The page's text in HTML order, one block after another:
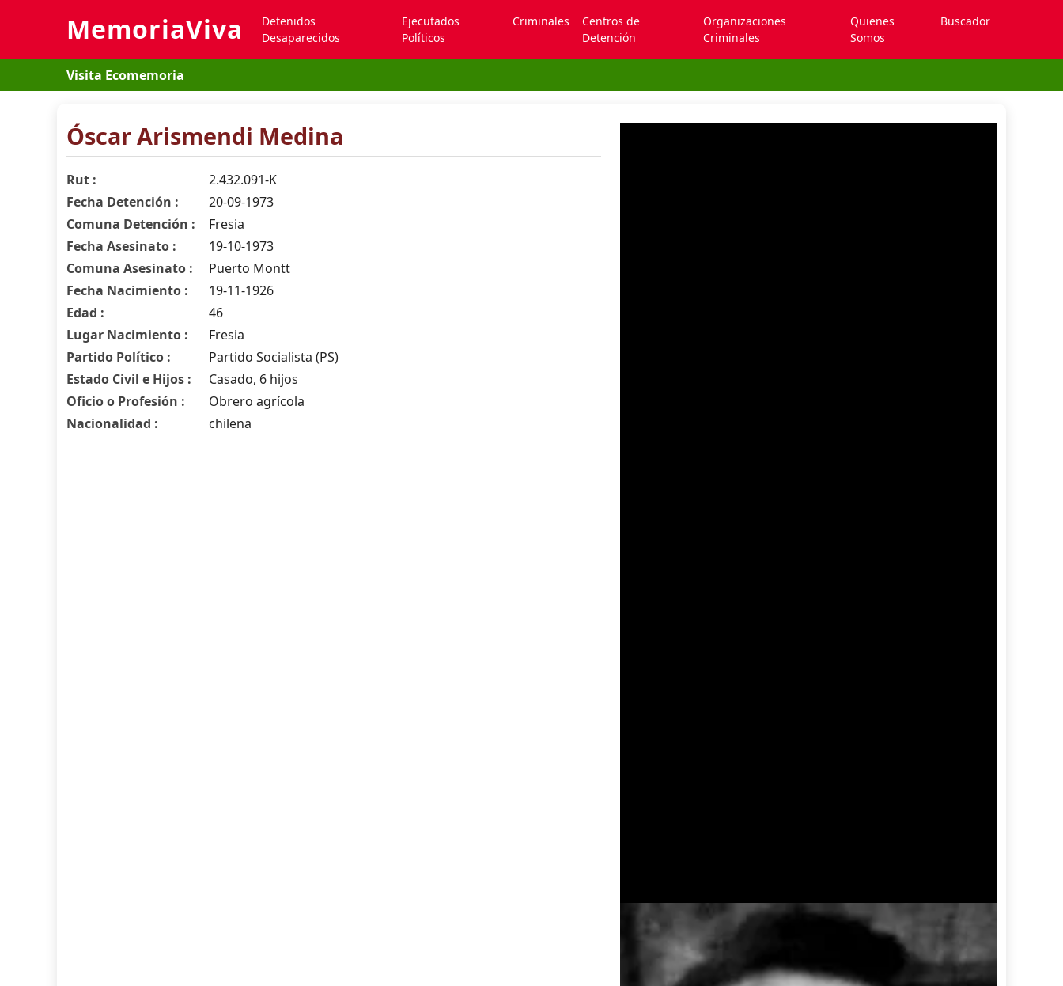
MemoriaViva
Detenidos
Desaparecidos
Ejecutados
Políticos
Criminales
Centros de
Detención
Organizaciones
Criminales
Quienes
Somos
Buscador
Visita Ecomemoria
Óscar Arismendi Medina
Rut :
2.432.091-K
Fecha Detención :
20-09-1973
Comuna Detención :
Fresia
Fecha Asesinato :
19-10-1973
Comuna Asesinato :
Puerto Montt
Fecha Nacimiento :
19-11-1926
Edad :
46
Lugar Nacimiento :
Fresia
Partido Político :
Partido Socialista (PS)
Estado Civil e Hijos :
Casado, 6 hijos
Oficio o Profesión :
Obrero agrícola
Nacionalidad :
chilena